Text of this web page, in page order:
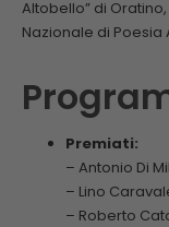
Altobello” di
Nazionale di Poesia
Premiati:
– Antonio Di
– Lino
– Roberto